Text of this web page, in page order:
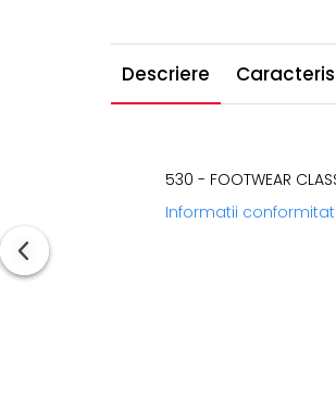
Descriere
530 - FOOTWEAR
Informatii